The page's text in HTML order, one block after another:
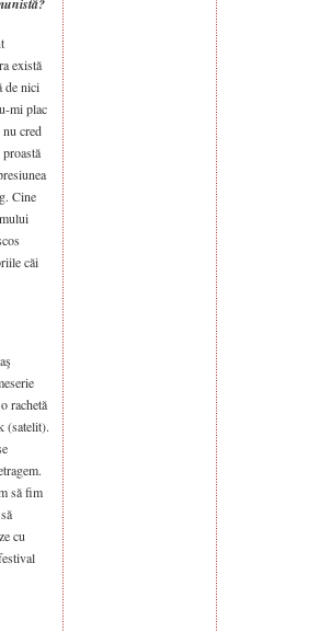
există
de nici
mi plac
cred
Cine
căi
rachetă
(satelit).
să fim
cu